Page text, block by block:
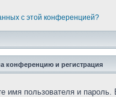
с этой конференцией?
конференцию и регистрация
пользователя и